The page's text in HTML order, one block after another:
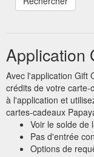
Application
Avec l'application Gift
crédits de votre
à l'application et
cartes-cadeaux
Voir le solde de
Pas d'entrée
Options de